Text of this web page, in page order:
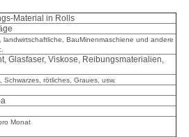
Material in Rolls
landwirtschaftliche, BauMinenmaschiene und andere
Glasfaser, Viskose, Reibungsmaterialien,
Schwarzes, rötliches, Graues, usw.
Monat